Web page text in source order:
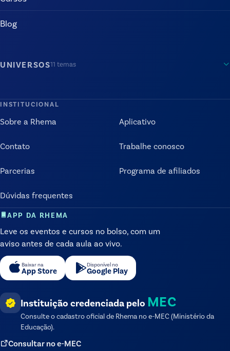
Blog
UNIVERSOS11 temas
INSTITUCIONAL
Sobre a Rhema Aplicativo
Contato Trabalhe conosco
Parcerias Programa de afiliados
Dúvidas frequentes
APP DA RHEMA
Leve os eventos e cursos no bolso, com um
aviso antes de cada aula ao vivo.
Baixar na
App Store
Disponível no
Google Play
Instituição credenciada pelo MEC
Consulte o cadastro oficial de Rhema no e-MEC (Ministério da
Educação).
Consultar no e-MEC